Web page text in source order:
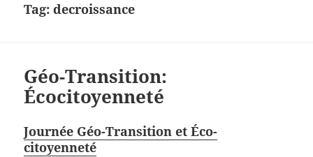
Tag:decroissance
Géo-Transition:
Écocitoyenneté
Journée Géo-Transition et Éco-
citoyenneté